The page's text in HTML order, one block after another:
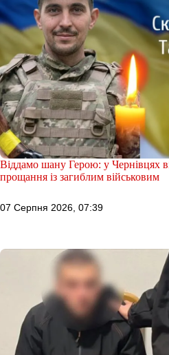
Віддамо шану Герою: у Чернівцях
прощання із загиблим військовим
07 Серпня 2026, 07:39